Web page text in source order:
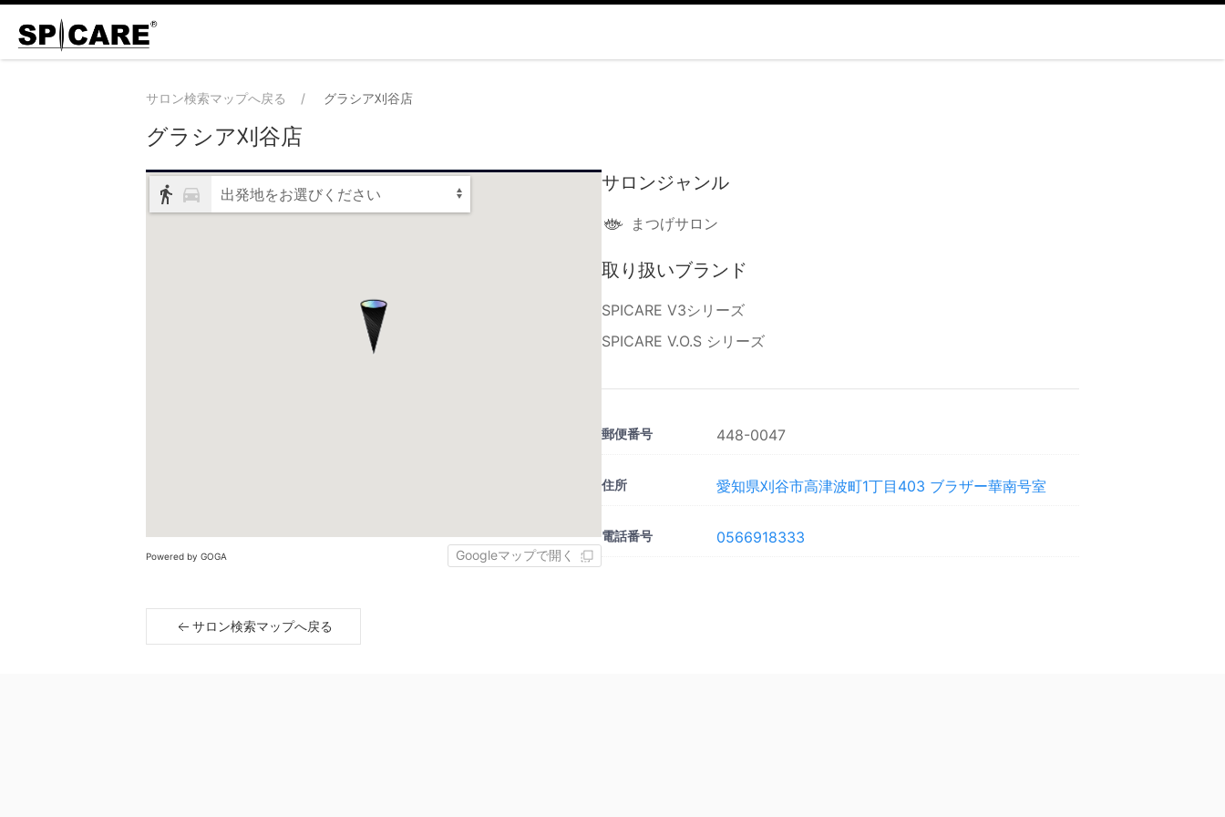
サロン検索マップへ戻る グラシア刈谷店
グラシア刈谷店
出発地をお選びください
Powered by GOGA Googleマップで開く
サロンジャンル
まつげサロン
取り扱いブランド
SPICARE V3シリーズ
SPICARE V.O.S シリーズ
郵便番号 448-0047
住所 愛知県刈谷市高津波町1丁目403 ブラザー華南号室
電話番号 0566918333
サロン検索マップへ戻る